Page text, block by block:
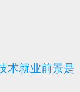
术就业前景是